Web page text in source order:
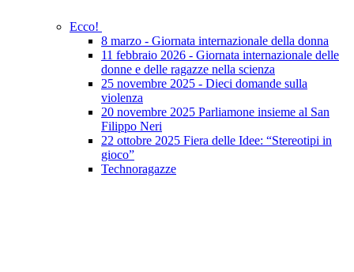
Ecco!
8 marzo - Giornata internazionale della donna
11 febbraio 2026 - Giornata internazionale delle
donne e delle ragazze nella scienza
25 novembre 2025 - Dieci domande sulla
violenza
20 novembre 2025 Parliamone insieme al San
Filippo Neri
22 ottobre 2025 Fiera delle Idee: “Stereotipi in
gioco”
Technoragazze